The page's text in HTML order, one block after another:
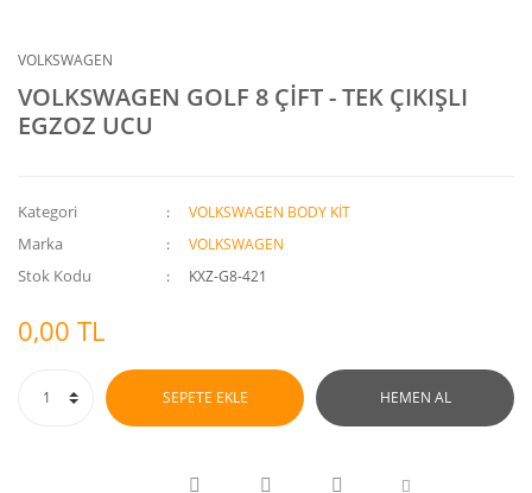
VOLKSWAGEN
VOLKSWAGEN GOLF 8 ÇİFT - TEK ÇIKIŞLI
EGZOZ UCU
Kategori VOLKSWAGEN BODY KİT
Marka VOLKSWAGEN
Stok Kodu KXZ-G8-421
0,00 TL
SEPETE EKLE HEMEN AL